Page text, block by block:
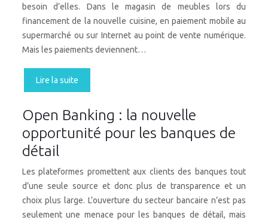
besoin d’elles. Dans le magasin de meubles lors du
financement de la nouvelle cuisine, en paiement mobile au
supermarché ou sur Internet au point de vente numérique.
Mais les paiements deviennent…
Lire la suite
Open Banking : la nouvelle
opportunité pour les banques de
détail
Les plateformes promettent aux clients des banques tout
d’une seule source et donc plus de transparence et un
choix plus large. L’ouverture du secteur bancaire n’est pas
seulement une menace pour les banques de détail, mais